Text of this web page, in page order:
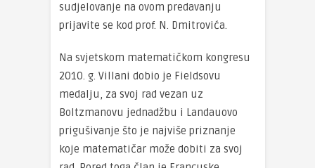
sudjelovanje na ovom predavanju
prijavite se kod prof. N. Dmitrovića.
Na svjetskom matematičkom kongresu
2010. g. Villani dobio je Fieldsovu
medalju, za svoj rad vezan uz
Boltzmanovu jednadžbu i Landauovo
prigušivanje što je najviše priznanje
koje matematičar može dobiti za svoj